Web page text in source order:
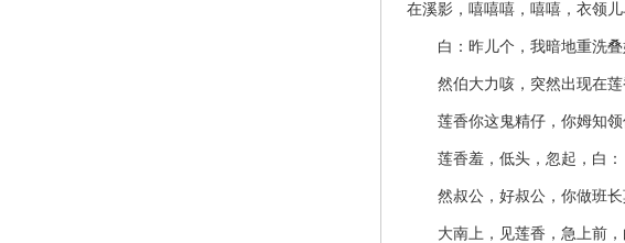
在溪影，嘻嘻嘻，嘻嘻，衣领儿
白：昨儿个，我暗地重洗叠
然伯大力咳，突然出现在莲
莲香你这鬼精仔，你姆知领
莲香羞，低头，忽起，白：
然叔公，好叔公，你做班长
大南上，见莲香，急上前，